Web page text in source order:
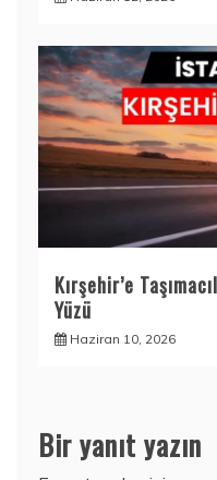
Kırşehir’e
Yüzü
Haziran 10, 2026
Bir yanıt yazın